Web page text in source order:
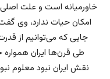
خاورمیانه است و علت
امکان حیات ندارد، وی
جایی که می‌توانیم از
طی قرن‌ها ایران
نقش ایران نبود معلوم